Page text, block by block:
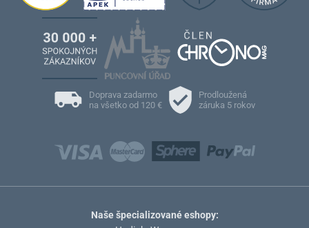
Doprava zadarmo
na všetko od 120 €
Prodloužená
záruka 5 rokov
Naše špecializované eshopy: